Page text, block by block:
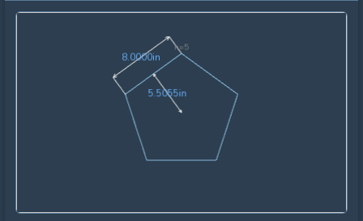
8.0000in 8.0000in
5.5055in5.5055in
n=5